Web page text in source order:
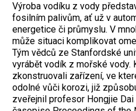
Výroba vodíku z vody
fosilním palivům, ať už v
energetice či průmyslu. V
může situaci komplikovat
Tým vědců ze Stanfordské
vyrábět vodík z mořské vody.
zkonstruovali zařízení, ve
odolné vůči korozi, již
zveřejnil profesor Hongjie